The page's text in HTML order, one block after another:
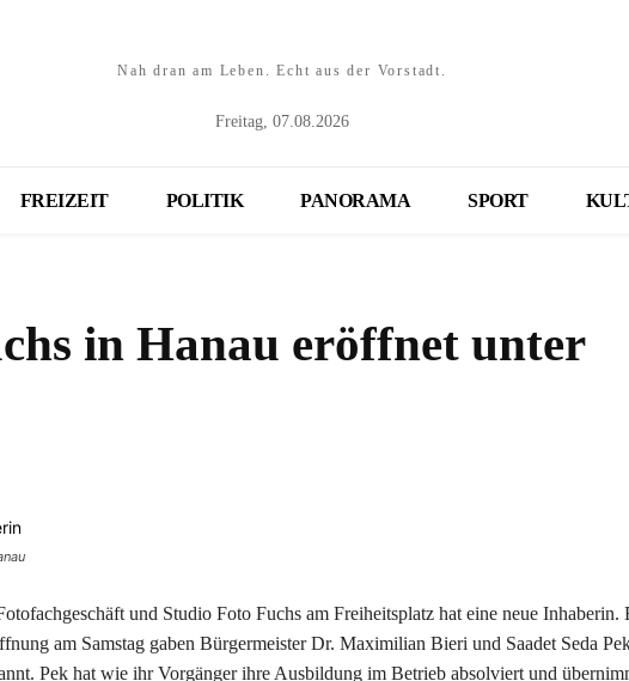
Nah dran am Leben. Echt aus der Vorstadt.
Freitag, 07.08.2026
FREIZEIT POLITIK PANORAMA SPORT
in Hanau eröffnet unter
und Studio Foto Fuchs am Freiheitsplatz hat eine neue Inhaberin.
am Samstag gaben Bürgermeister Dr. Maximilian Bieri und Saadet Seda
Pek hat wie ihr Vorgänger ihre Ausbildung im Betrieb absolviert und